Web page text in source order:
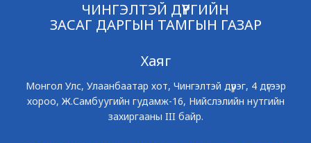
ЧИНГЭЛТЭЙ ДҮҮРГИЙН
ЗАСАГ ДАРГЫН ТАМГЫН ГАЗАР
Хаяг
Монгол Улс, Улаанбаатар хот, Чингэлтэй дүүрэг, 4 дүгээр
хороо, Ж.Самбуугийн гудамж-16, Нийслэлийн нутгийн
захиргааны III байр.